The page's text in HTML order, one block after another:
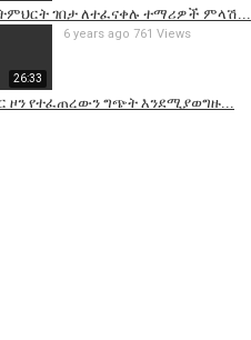
ገበታ ለተፈናቀሉ ተማሪዎች ምላሽ...
26:33
ዞን የተፈጠረውን ግጭት እንደሚያወግዙ...
6 years ago 761 Views